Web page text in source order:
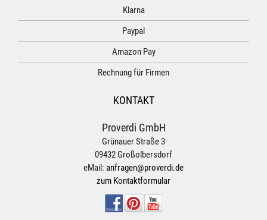
Klarna
Paypal
Amazon Pay
Rechnung für Firmen
KONTAKT
Proverdi GmbH
Grünauer Straße 3
09432 Großolbersdorf
eMail: anfragen@proverdi.de
zum Kontaktformular